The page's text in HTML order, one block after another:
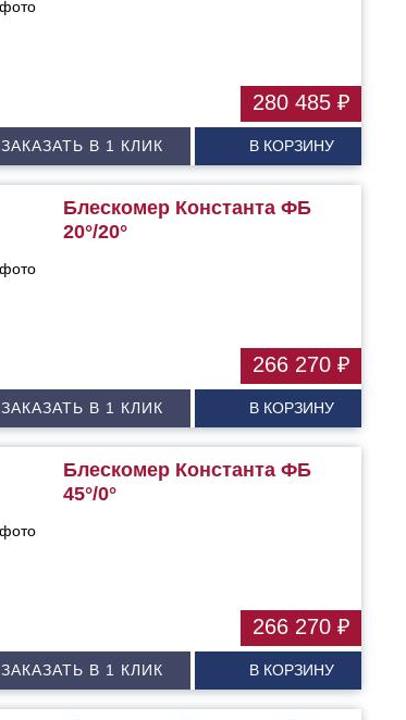
ЗАКАЗАТЬ В 1 КЛИК В КОРЗИНУ
280 485 ₽
Блескомер Константа ФБ
20°/20°
ЗАКАЗАТЬ В 1 КЛИК В КОРЗИНУ
266 270 ₽
Блескомер Константа ФБ
45°/0°
ЗАКАЗАТЬ В 1 КЛИК В КОРЗИНУ
266 270 ₽